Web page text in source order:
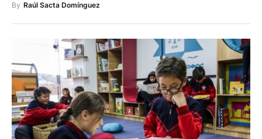
By Raúl Sacta Domínguez